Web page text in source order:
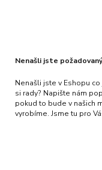
Nenašli jste
Nenašli jste v Eshopu
si rady? Napište nám
pokud to bude v našich
vyrobíme. Jsme tu pro